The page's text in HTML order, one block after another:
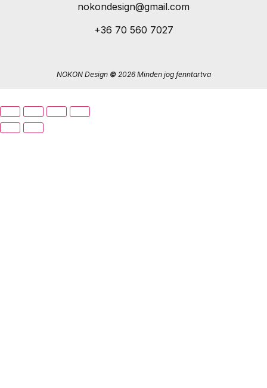
nokondesign@gmail.com
+36 70 560 7027
NOKON Design ©2026 Minden jog fenntartva